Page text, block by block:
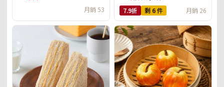
月銷 53 7.9折 剩 6 件 月銷 26